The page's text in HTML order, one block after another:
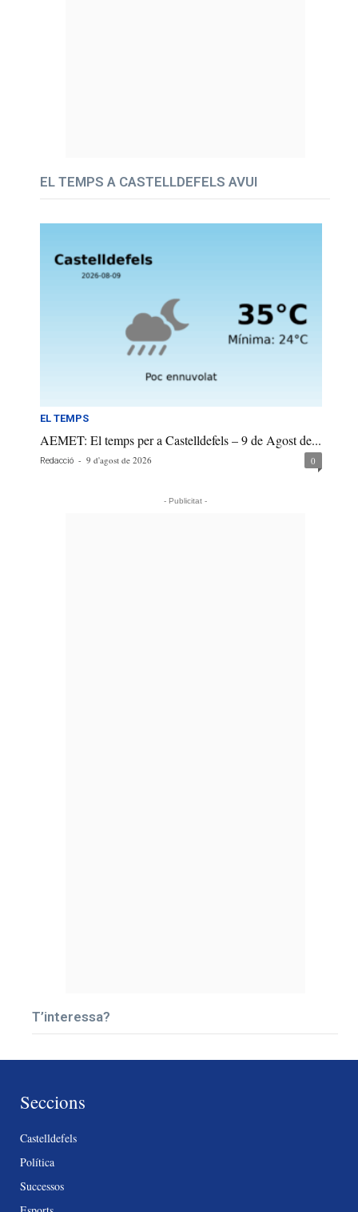
EL TEMPS A CASTELLDEFELS AVUI
EL TEMPS
AEMET: El temps per a Castelldefels – 9 de Agost de...
Redacció - 9 d'agost de 2026 0
- Publicitat -
T’interessa?
Seccions
Castelldefels
Política
Successos